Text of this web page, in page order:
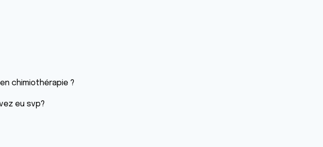
chimiothérapie ?
eu svp?